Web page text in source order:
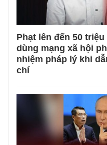
Phạt lên đến 50
dùng mạng xã hội
nhiệm pháp lý khi
chí